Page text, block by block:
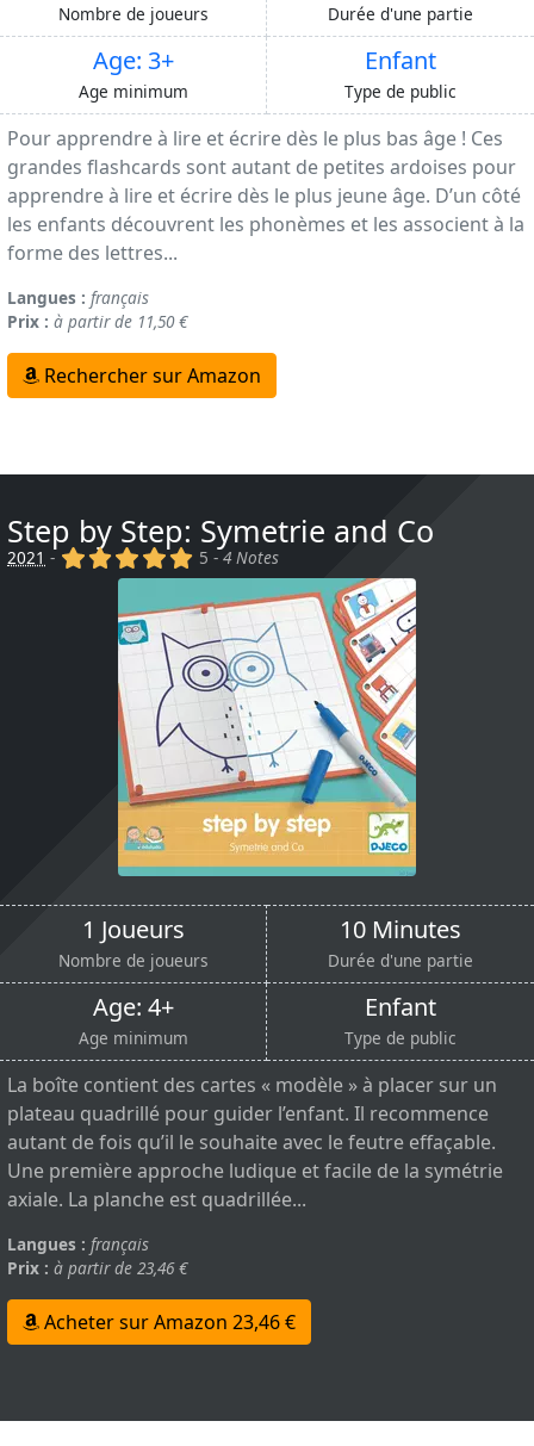
Nombre de joueurs Durée d'une partie
Age: 3+
Age minimum
Enfant
Type de public
Pour apprendre à lire et écrire dès le plus bas âge ! Ces
grandes flashcards sont autant de petites ardoises pour
apprendre à lire et écrire dès le plus jeune âge. D’un côté
les enfants découvrent les phonèmes et les associent à la
forme des lettres...
Langues : français
Prix : à partir de 11,50 €
Rechercher sur Amazon
Step by Step: Symetrie and Co
2021 - (x) (x) (x) (x) (x)
5 -4 Notes
1 Joueurs
Nombre de joueurs
10 Minutes
Durée d'une partie
Age: 4+
Age minimum
Enfant
Type de public
La boîte contient des cartes « modèle » à placer sur un
plateau quadrillé pour guider l’enfant. Il recommence
autant de fois qu’il le souhaite avec le feutre effaçable.
Une première approche ludique et facile de la symétrie
axiale. La planche est quadrillée...
Langues : français
Prix : à partir de 23,46 €
Acheter sur Amazon 23,46 €